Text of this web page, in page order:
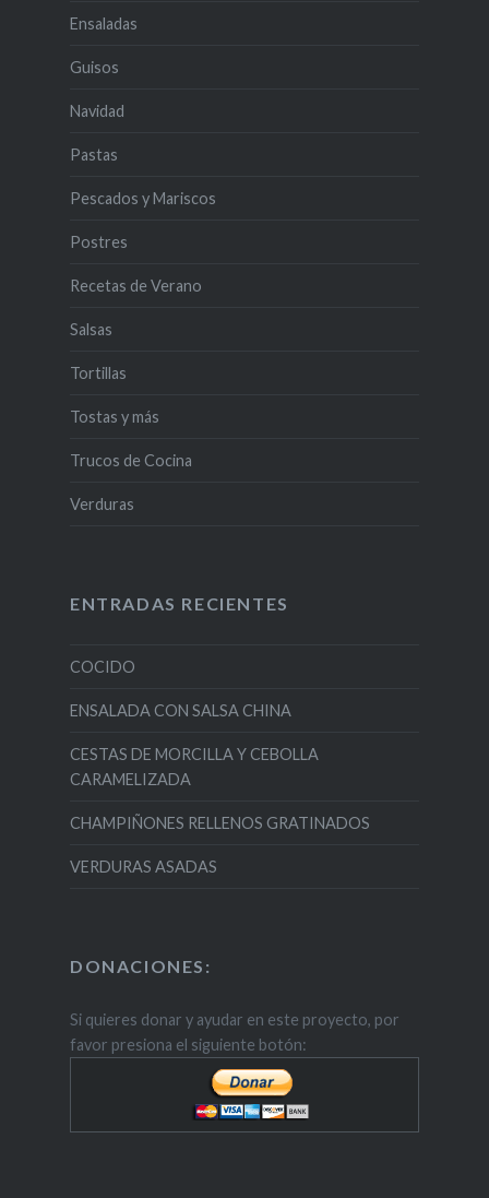
Ensaladas
Guisos
Navidad
Pastas
Pescados y Mariscos
Postres
Recetas de Verano
Salsas
Tortillas
Tostas y más
Trucos de Cocina
Verduras
ENTRADAS RECIENTES
COCIDO
ENSALADA CON SALSA CHINA
CESTAS DE MORCILLA Y CEBOLLA
CARAMELIZADA
CHAMPIÑONES RELLENOS GRATINADOS
VERDURAS ASADAS
DONACIONES:
Si quieres donar y ayudar en este proyecto, por
favor presiona el siguiente botón: